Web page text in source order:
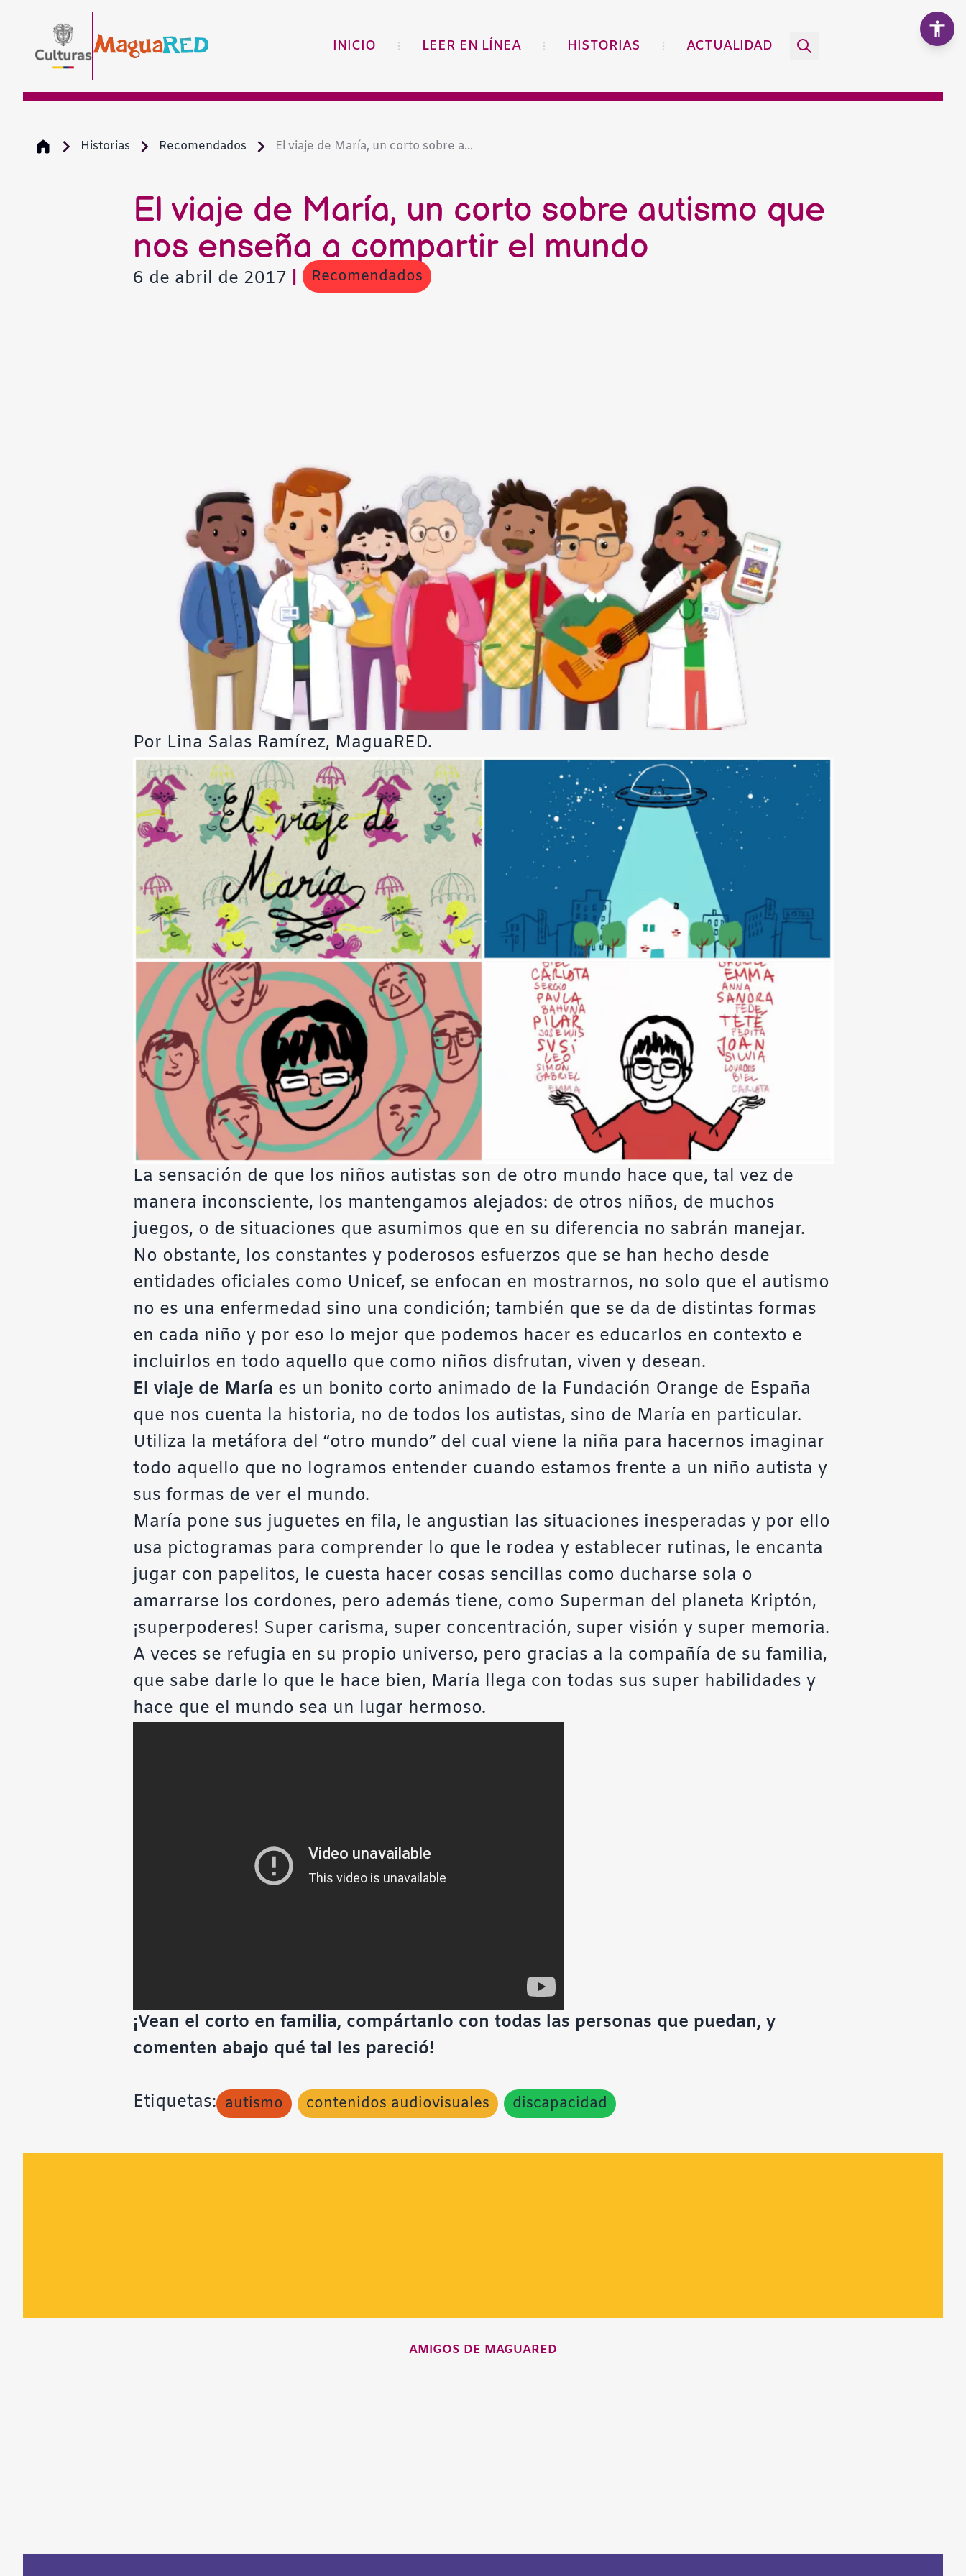
INICIO LEER EN LÍNEA HISTORIAS ACTUALIDAD
Historias Recomendados El viaje de María, un corto sobre a...
El viaje de María, un corto sobre autismo que
nos enseña a compartir el mundo
6 de abril de 2017 Recomendados
Por Lina Salas Ramírez, MaguaRED.
La sensación de que los niños autistas son de otro mundo hace que, tal vez de
manera inconsciente, los mantengamos alejados: de otros niños, de muchos
juegos, o de situaciones que asumimos que en su diferencia no sabrán manejar.
No obstante, los constantes y poderosos esfuerzos que se han hecho desde
entidades oficiales como Unicef, se enfocan en mostrarnos, no solo que el autismo
no es una enfermedad sino una condición; también que se da de distintas formas
en cada niño y por eso lo mejor que podemos hacer es educarlos en contexto e
incluirlos en todo aquello que como niños disfrutan, viven y desean.
El viaje de María es un bonito corto animado de la Fundación Orange de España
que nos cuenta la historia, no de todos los autistas, sino de María en particular.
Utiliza la metáfora del “otro mundo” del cual viene la niña para hacernos imaginar
todo aquello que no logramos entender cuando estamos frente a un niño autista y
sus formas de ver el mundo.
María pone sus juguetes en fila, le angustian las situaciones inesperadas y por ello
usa pictogramas para comprender lo que le rodea y establecer rutinas, le encanta
jugar con papelitos, le cuesta hacer cosas sencillas como ducharse sola o
amarrarse los cordones, pero además tiene, como Superman del planeta Kriptón,
¡superpoderes! Super carisma, super concentración, super visión y super memoria.
A veces se refugia en su propio universo, pero gracias a la compañía de su familia,
que sabe darle lo que le hace bien, María llega con todas sus super habilidades y
hace que el mundo sea un lugar hermoso.
¡Vean el corto en familia, compártanlo con todas las personas que puedan, y
comenten abajo qué tal les pareció!
Etiquetas: autismo contenidos audiovisuales discapacidad
AMIGOS DE MAGUARED
Escala de grises